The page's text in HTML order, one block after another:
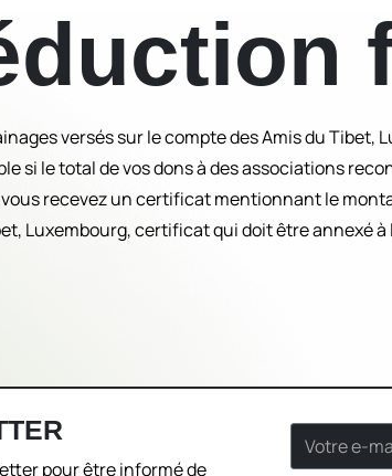
versés sur le compte des Amis du Tibet,
si le total de vos dons à des associations
recevez un certificat mentionnant le
Luxembourg, certificat qui doit être annexé à
pour être informé de